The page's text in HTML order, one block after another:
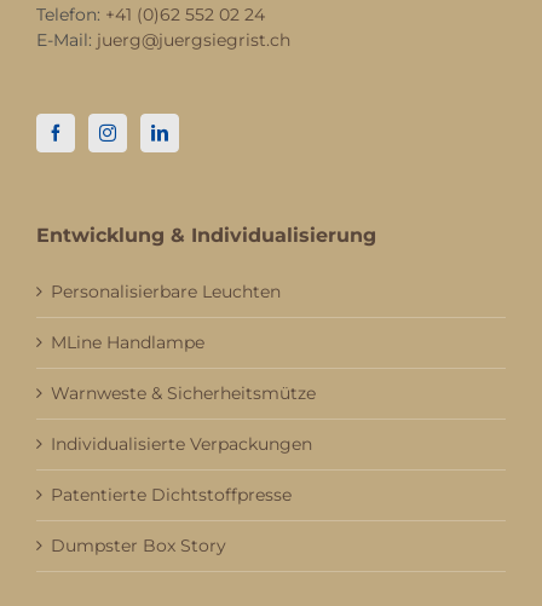
Telefon: +41 (0)62 552 02 24
E-Mail: juerg@juergsiegrist.ch
Entwicklung & Individualisierung
Personalisierbare Leuchten
MLine Handlampe
Warnweste & Sicherheitsmütze
Individualisierte Verpackungen
Patentierte Dichtstoffpresse
Dumpster Box Story